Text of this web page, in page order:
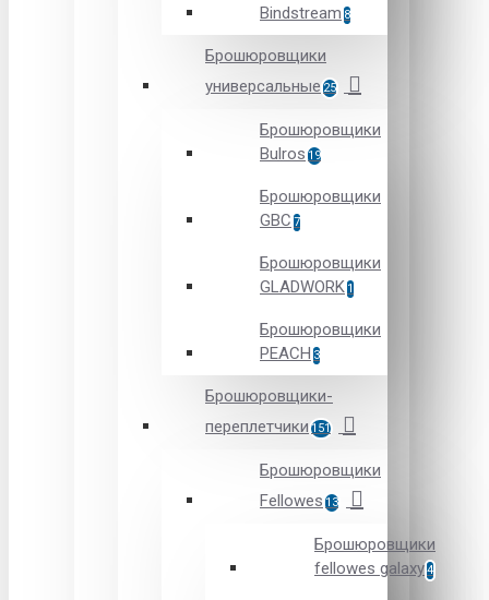
Bindstream 8
Брошюровщики
универсальные 25
Брошюровщики
Bulros 19
Брошюровщики
GBC 7
Брошюровщики
GLADWORK 1
Брошюровщики
PEACH 3
Брошюровщики-
переплетчики 151
Брошюровщики
Fellowes 13
Брошюровщики
fellowes galaxy4